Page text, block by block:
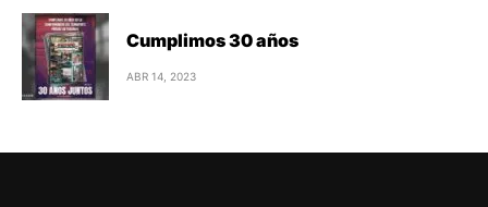
Cumplimos 30 años
ABR 14, 2023